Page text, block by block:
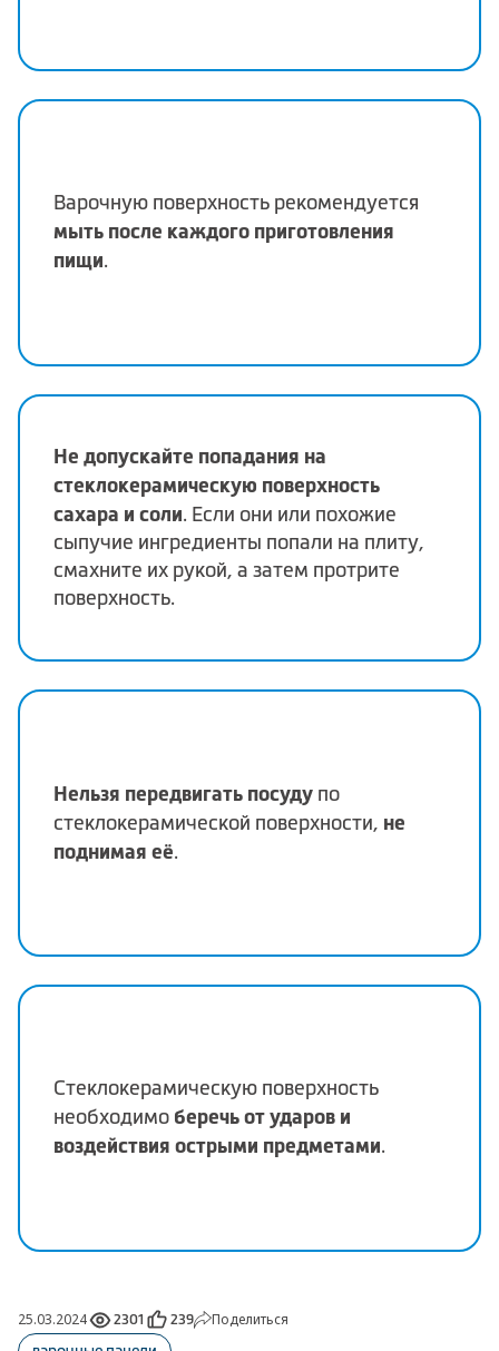
Варочную поверхность рекомендуется
мыть после каждого приготовления
пищи.
Не допускайте попадания на
стеклокерамическую поверхность
сахара и соли. Если они или похожие
сыпучие ингредиенты попали на плиту,
смахните их рукой, а затем протрите
поверхность.
Нельзя передвигать посуду по
стеклокерамической поверхности, не
поднимая её.
Стеклокерамическую поверхность
необходимо беречь от ударов и
воздействия острыми предметами.
25.03.2024 2301 239 Поделиться